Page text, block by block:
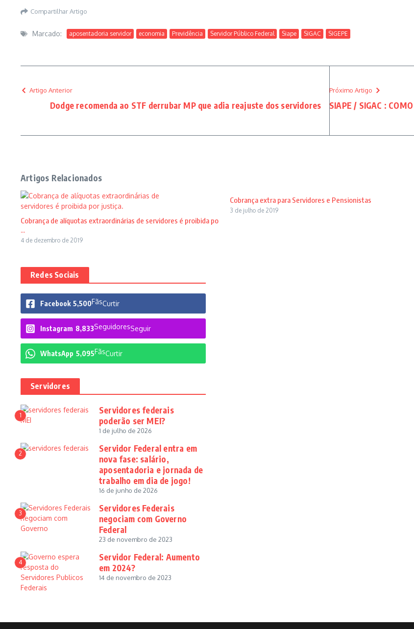
Compartilhar Artigo
Marcado: aposentadoria servidor economia Previdência Servidor Público Federal Siape SIGAC SIGEPE
Artigo Anterior
Dodge recomenda ao STF derrubar MP que adia reajuste dos servidores
Próximo Artigo
SIAPE / SIGAC :
Artigos Relacionados
Cobrança de alíquotas extraordinárias de servidores é proibida po
...
4 de dezembro de 2019
Cobrança extra para Servidores e Pensionistas
3 de julho de 2019
Redes Sociais
Facebook 5,500FãsCurtir
Instagram 8,833SeguidoresSeguir
WhatsApp 5,095FãsCurtir
Servidores
1
Servidores federais
poderão ser MEI?
1 de julho de 2026
2
Servidor Federal entra em
nova fase: salário,
aposentadoria e jornada de
trabalho em dia de jogo!
16 de junho de 2026
3
Servidores Federais
negociam com Governo
Federal
23 de novembro de 2023
4
Servidor Federal: Aumento
em 2024?
14 de novembro de 2023